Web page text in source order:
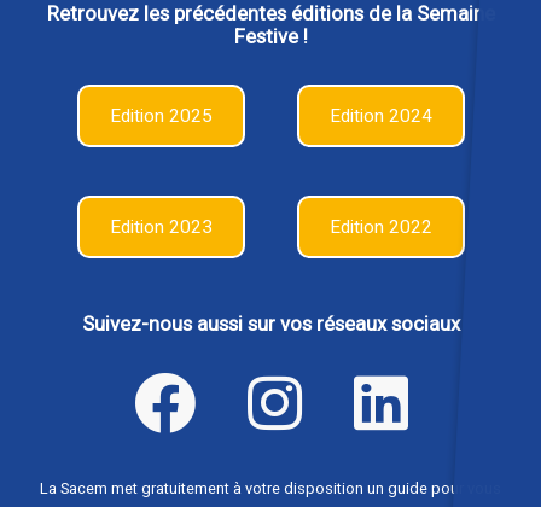
Retrouvez les précédentes éditions de la Semaine
Festive !
Edition 2025 Edition 2024
Edition 2023 Edition 2022
Suivez-nous aussi sur vos réseaux sociaux
La Sacem met gratuitement à votre disposition un guide pour vous